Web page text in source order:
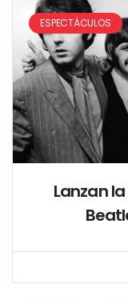
ESPECTÁCULOS
Lanzan